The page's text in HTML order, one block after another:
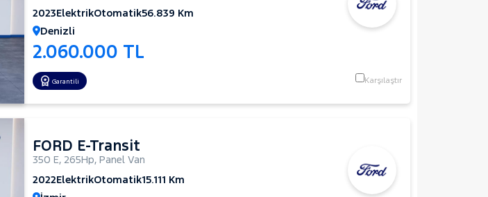
2023ElektrikOtomatik56.839 Km
Denizli
2.060.000 TL
Garantili Karşılaştır
FORD E-Transit
350 E, 265Hp, Panel Van
2022ElektrikOtomatik15.111 Km